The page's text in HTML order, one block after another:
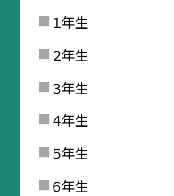
１年生
２年生
３年生
４年生
５年生
６年生